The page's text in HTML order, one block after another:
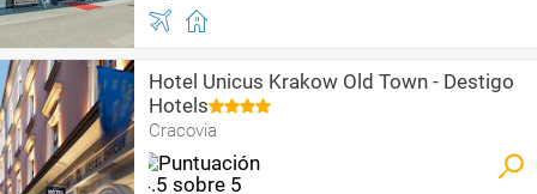
Hotel Unicus Krakow Old Town - Destigo
Hotels
Cracovia